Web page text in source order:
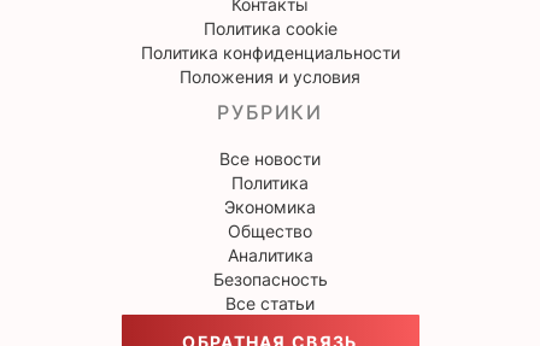
Контакты
Политика cookie
Политика конфиденциальности
Положения и условия
РУБРИКИ
Все новости
Политика
Экономика
Общество
Аналитика
Безопасность
Все статьи
ОБРАТНАЯ СВЯЗЬ